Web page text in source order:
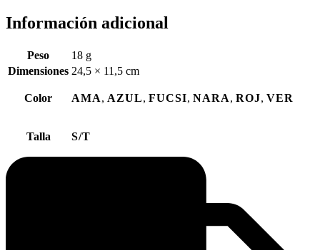
Información adicional
Peso
18 g
Dimensiones 24,5 × 11,5 cm
Color AMA, AZUL, FUCSI, NARA, ROJ, VER
Talla S/T